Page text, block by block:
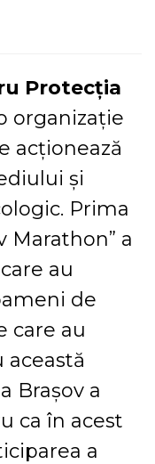
Protecția
organizație
acționează
și
Prima
Marathon” a
au
de
care au
Brașov a
ca în acest
a